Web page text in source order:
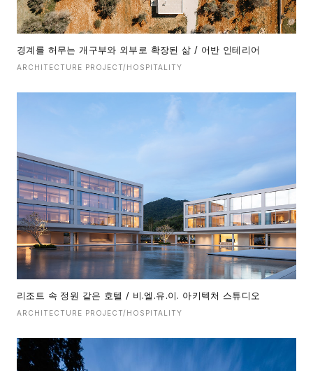
경계를 허무는 개구부와 외부로 확장된 삶 / 어반 인테리어
ARCHITECTURE PROJECT/HOSPITALITY
리조트 속 정원 같은 호텔 / 비.엘.유.이. 아키텍처 스튜디오
ARCHITECTURE PROJECT/HOSPITALITY